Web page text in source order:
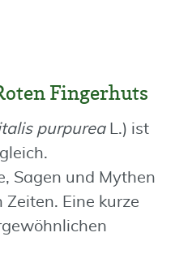
Fingerhuts
purpureaL.) ist
Sagen und Mythen
Eine kurze